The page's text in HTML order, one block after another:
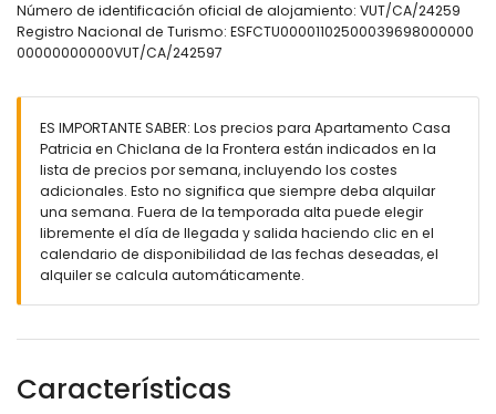
kilómetros del apartamento)
playa más cercana: La Barrosa (a menos de 10 kilómetros
del apartamento)
del apartamento)
aeropuerto más cercano: Jerez de la Frontera (a menos de
50 kilómetros del apartamento)
segundo aeropuerto más cercano: Sevilla (> 100
kilómetros)
transporte público cercano: tren a menos de 25 kilómetros
se admiten mascotas
Servicios e instalaciones incluidos en el precio del alquiler del
apartamento
con aire acondicionado
Número de identificación oficial de alojamiento: VUT/CA/24259
Registro Nacional de Turismo: ESFCTU00001102500039698000000
00000000000VUT/CA/242597
ES IMPORTANTE SABER: Los precios para Apartamento Casa
Patricia en Chiclana de la Frontera están indicados en la
lista de precios por semana, incluyendo los costes
adicionales. Esto no significa que siempre deba alquilar
una semana. Fuera de la temporada alta puede elegir
libremente el día de llegada y salida haciendo clic en el
calendario de disponibilidad de las fechas deseadas, el
alquiler se calcula automáticamente.
Características